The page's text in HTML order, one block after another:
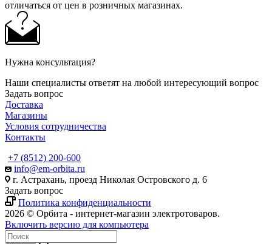
отличаться от цен в розничных магазинах.
Нужна консультация?
Наши специалисты ответят на любой интересующий вопрос
Задать вопрос
Доставка
Магазины
Условия сотрудничества
Контакты
+7 (8512) 200-600
info@em-orbita.ru
г. Астрахань, проезд Николая Островского д. 6
Задать вопрос
Политика конфиденциальности
2026 © Орбита - интернет-магазин электротоваров.
Включить версию для компьютера